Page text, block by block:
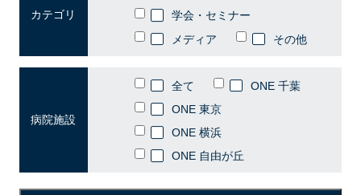
カテゴリ
学会・セミナー
メディア
その他
病院施設
全て
ONE 千葉
ONE 東京
ONE 横浜
ONE 自由が丘